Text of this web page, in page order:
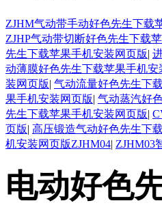
ZJHM气动带手动好色先生下载
ZJHP气动带切断好色先生下载
先生下载苹果手机安装网页版|
动薄膜好色先生下载苹果手机安
装网页版| 气动流量好色先生下
果手机安装网页版| 气动蒸汽好
先生下载苹果手机安装网页版|
页版| 高压锻造气动好色先生下
机安装网页版ZJHM04| ZJHM03
电动好色